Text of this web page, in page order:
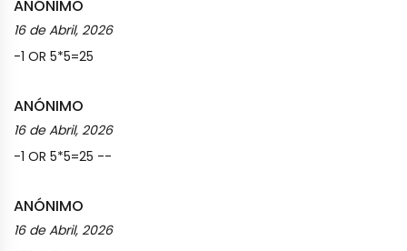
ANÓNIMO
16 de Abril, 2026
-1 OR 5*5=25
ANÓNIMO
16 de Abril, 2026
-1 OR 5*5=25 --
ANÓNIMO
16 de Abril, 2026